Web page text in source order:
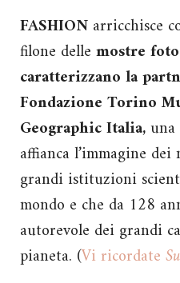
FASHION arricchisce
filone delle mostre
caratterizzano la
Fondazione Torino
Geographic Italia,
affianca l’immagine
grandi istituzioni
mondo e che da 128
autorevole dei grandi
pianeta. (Vi ricordate